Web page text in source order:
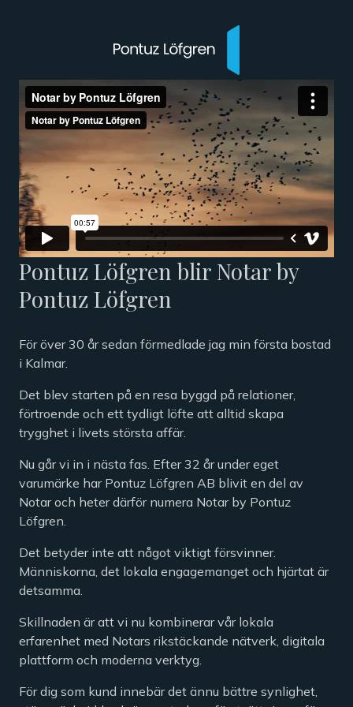
Pontuz Löfgren blir Notar by
Pontuz Löfgren
För över 30 år sedan förmedlade jag min första bostad
i Kalmar.
Det blev starten på en resa byggd på relationer,
förtroende och ett tydligt löfte att alltid skapa
trygghet i livets största affär.
Nu går vi in i nästa fas. Efter 32 år under eget
varumärke har Pontuz Löfgren AB blivit en del av
Notar och heter därför numera Notar by Pontuz
Löfgren.
Det betyder inte att något viktigt försvinner.
Människorna, det lokala engagemanget och hjärtat är
detsamma.
Skillnaden är att vi nu kombinerar vår lokala
erfarenhet med Notars rikstäckande nätverk, digitala
plattform och moderna verktyg.
För dig som kund innebär det ännu bättre synlighet,